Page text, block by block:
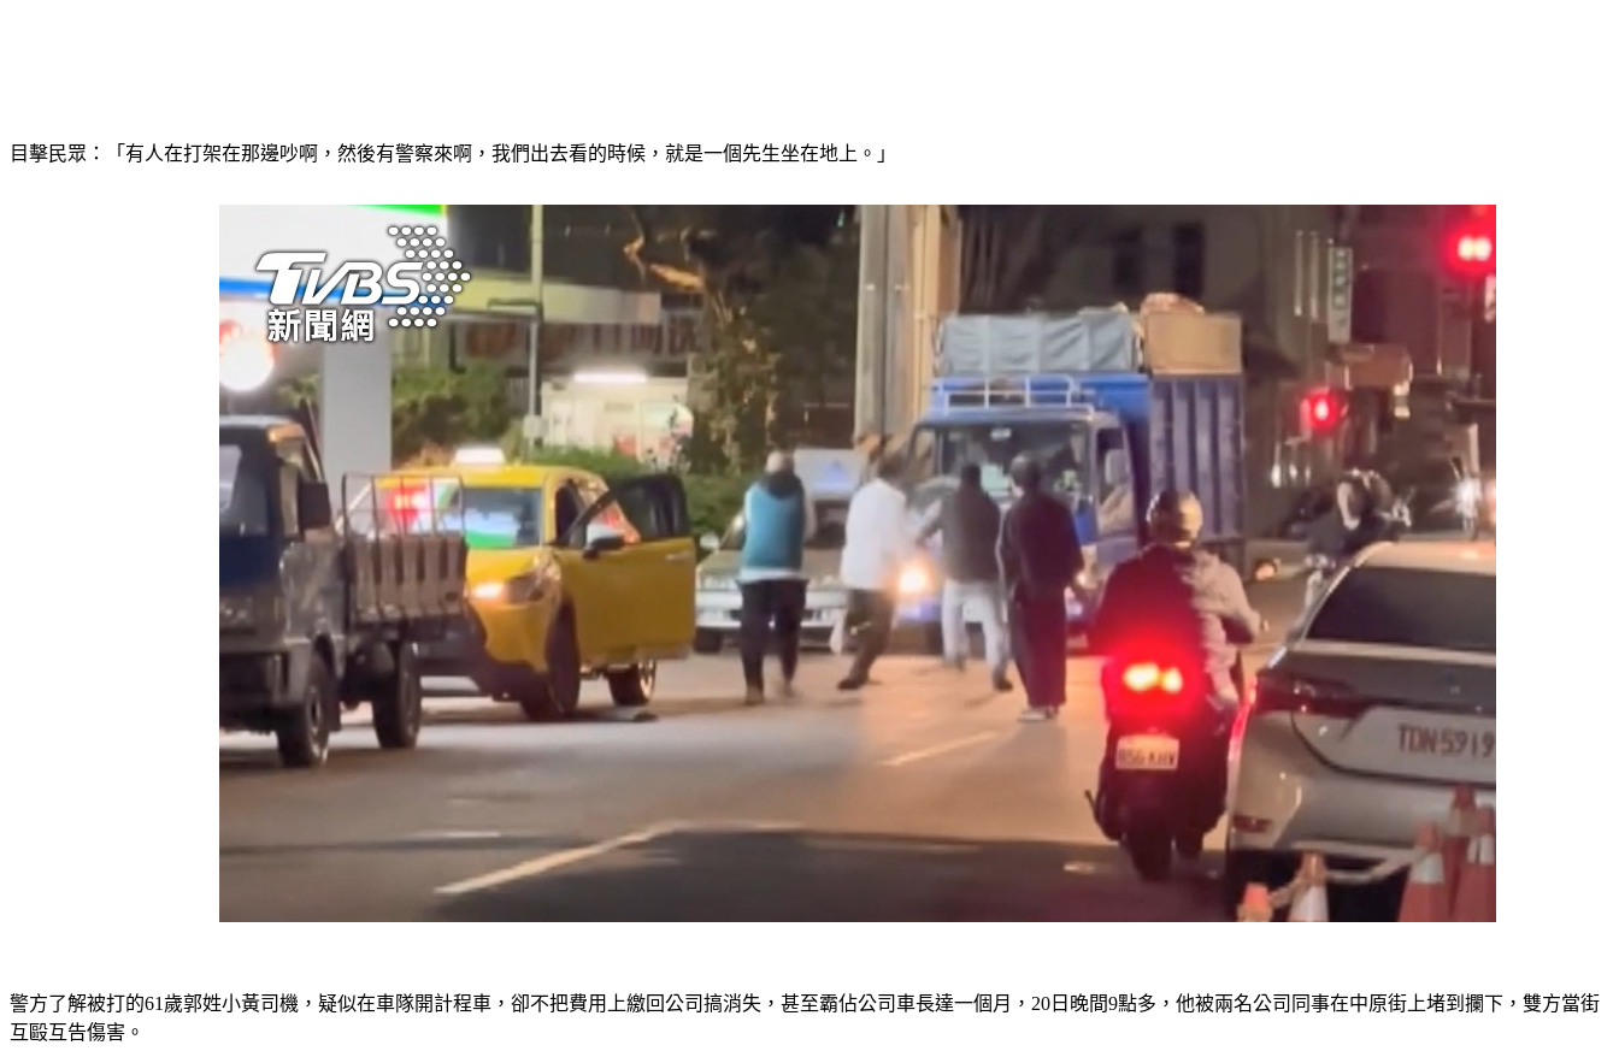
目擊民眾：「有人在打架在那邊吵啊，然後有警察來啊，我們出去看的時候，就是一個先生坐在地上。」
警方了解被打的61歲郭姓小黃司機，疑似在車隊開計程車，卻不把費用上繳回公司搞消失，甚至霸佔公司車長達一個月，20日晚間9點多，他被兩名公司同事在中原街上堵到攔下，雙方當街
互毆互告傷害。